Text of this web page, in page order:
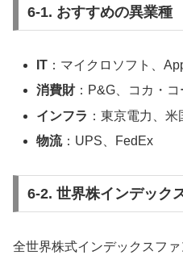
6-1. おすすめの異業種
IT ：マイクロソフト、
消費財：P&G、コカ・コ
インフラ ：東京電力、
物流：UPS、FedEx
6-2. 世界株インデック
全世界株式インデックスファ